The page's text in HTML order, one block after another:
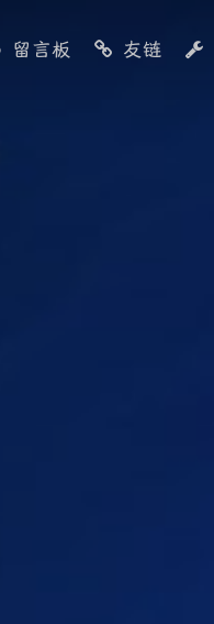
留言板 友链